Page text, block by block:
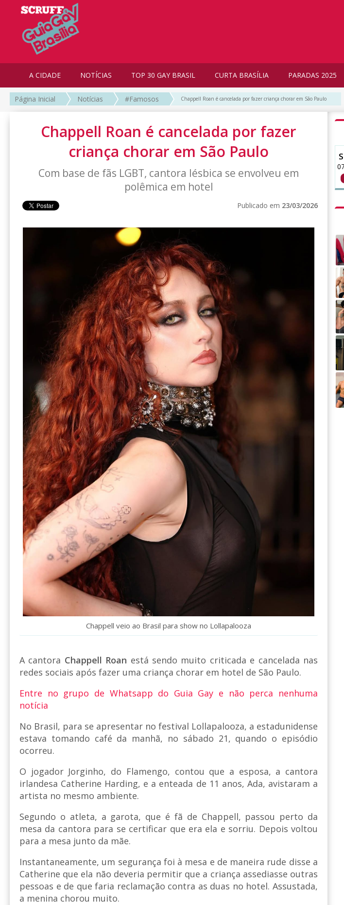
A CIDADE NOTÍCIAS TOP 30 GAY BRASIL CURTA BRASÍLIA PARADAS 2025
Página Inicial Notícias #Famosos Chappell Roan é cancelada por fazer criança chorar em São Paulo
Chappell Roan é cancelada por fazer
criança chorar em São Paulo
Com base de fãs LGBT, cantora lésbica se envolveu em
polêmica em hotel
Publicado em 23/03/2026
Chappell veio ao Brasil para show no Lollapalooza
A cantora Chappell Roan está sendo muito criticada e cancelada nas
redes sociais após fazer uma criança chorar em hotel de São Paulo.
Entre no grupo de Whatsapp do Guia Gay e não perca nenhuma
notícia
No Brasil, para se apresentar no festival Lollapalooza, a estadunidense
estava tomando café da manhã, no sábado 21, quando o episódio
ocorreu.
O jogador Jorginho, do Flamengo, contou que a esposa, a cantora
irlandesa Catherine Harding, e a enteada de 11 anos, Ada, avistaram a
artista no mesmo ambiente.
Segundo o atleta, a garota, que é fã de Chappell, passou perto da
mesa da cantora para se certificar que era ela e sorriu. Depois voltou
para a mesa junto da mãe.
Instantaneamente, um segurança foi à mesa e de maneira rude disse a
Catherine que ela não deveria permitir que a criança assediasse outras
pessoas e de que faria reclamação contra as duas no hotel. Assustada,
a menina chorou muito.